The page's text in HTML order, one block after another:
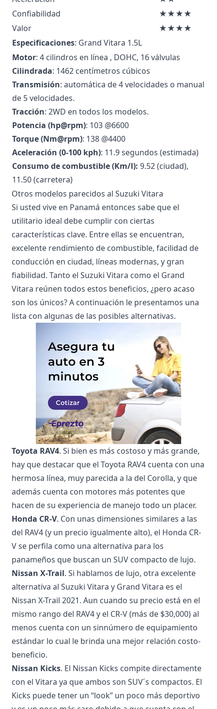
Confiabilidad
★★★★
Valor
★★★★
Especificaciones: Grand Vitara 1.5L
Motor: 4 cilindros en línea , DOHC, 16 válvulas
Cilindrada: 1462 centímetros cúbicos
Transmisión: automática de 4 velocidades o manual
de 5 velocidades.
Tracción: 2WD en todos los modelos.
Potencia (hp@rpm): 103 @6600
Torque (Nm@rpm): 138 @4400
Aceleración (0-100 kph): 11.9 segundos (estimada)
Consumo de combustible (Km/l): 9.52 (ciudad),
11.50 (carretera)
Otros modelos parecidos al Suzuki Vitara
Si usted vive en Panamá entonces sabe que el
utilitario ideal debe cumplir con ciertas
características clave. Entre ellas se encuentran,
excelente rendimiento de combustible, facilidad de
conducción en ciudad, líneas modernas, y gran
fiabilidad. Tanto el Suzuki Vitara como el Grand
Vitara reúnen todos estos beneficios, ¿pero acaso
son los únicos? A continuación le presentamos una
lista con algunas de las posibles alternativas.
Toyota RAV4. Si bien es más costoso y más grande,
hay que destacar que el Toyota RAV4 cuenta con una
hermosa línea, muy parecida a la del Corolla, y que
además cuenta con motores más potentes que
hacen de su experiencia de manejo todo un placer.
Honda CR-V. Con unas dimensiones similares a las
del RAV4 (y un precio igualmente alto), el Honda CR-
V se perfila como una alternativa para los
panameños que buscan un SUV compacto de lujo.
Nissan X-Trail. Si hablamos de lujo, otra excelente
alternativa al Suzuki Vitara y Grand Vitara es el
Nissan X-Trail 2021. Aun cuando su precio está en el
mismo rango del RAV4 y el CR-V (más de $30,000) al
menos cuenta con un sinnúmero de equipamiento
estándar lo cual le brinda una mejor relación costo-
beneficio.
Nissan Kicks. El Nissan Kicks compite directamente
con el Vitara ya que ambos son SUV´s compactos. El
Kicks puede tener un “look” un poco más deportivo